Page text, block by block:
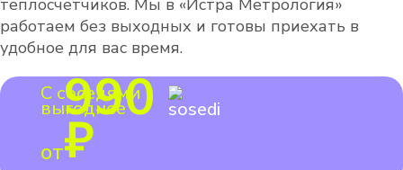
теплосчетчиков. Мы в «Истра Метрология»
работаем без выходных и готовы приехать в
удобное для вас время.
С соседями
выгоднее
от
990
₽